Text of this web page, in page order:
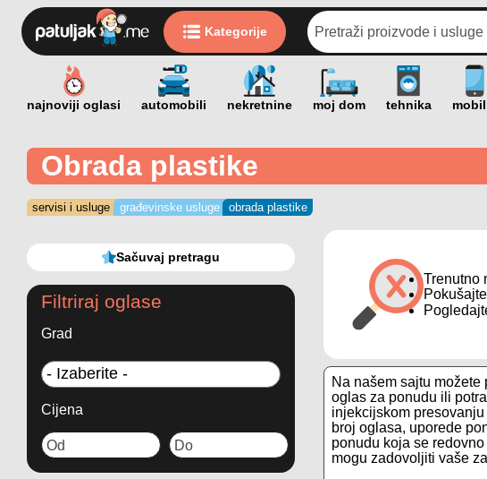
Kategorije
Obrada plastike
servisi i usluge građevinske usluge obrada plastike
Sačuvaj pretragu
Filtriraj oglase
Grad
Cijena
Trenutno
Na našem sajtu
oglas za ponudu ili
injekcijskom
broj oglasa, uporede
ponudu koja se
mogu zadovoljiti vaše